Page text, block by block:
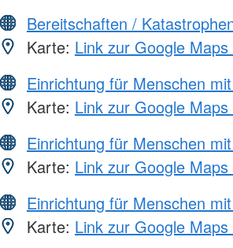
Bereitschaften /
Karte: Link zur Google Maps
Einrichtung für Menschen
Karte: Link zur Google Maps
Einrichtung für Menschen
Karte: Link zur Google Maps
Einrichtung für Menschen
Karte: Link zur Google Maps